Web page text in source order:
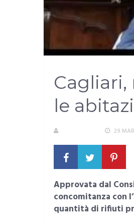
Cagliari,
le
29
Approvata dal
concomitanza con
quantità di rifiuti